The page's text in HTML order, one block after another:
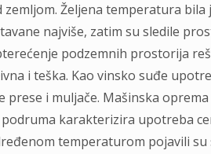
Željena temperatura bila
najviše, zatim su sledile
podzemnih prostorija
i teška. Kao vinsko suđe
i muljače. Mašinska
karakterizira upotreba
temperaturom pojavili